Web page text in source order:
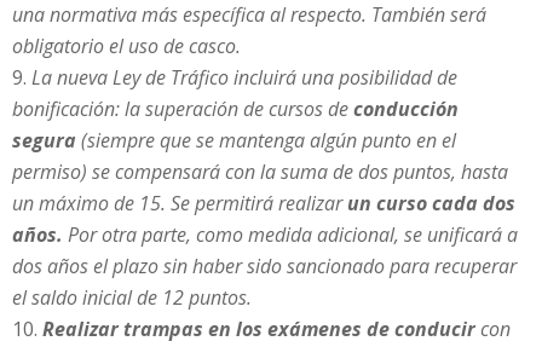
una normativa más específica al respecto. También será
obligatorio el uso de casco.
La nueva Ley de Tráfico incluirá una posibilidad de
bonificación: la superación de cursos deconducción
segura (siempre que se mantenga algún punto en el
permiso) se compensará con la suma de dos puntos, hasta
un máximo de 15. Se permitirá realizarun curso cada dos
años. Por otra parte, como medida adicional, se unificará a
dos años el plazo sin haber sido sancionado para recuperar
el saldo inicial de 12 puntos.
Realizar trampas en los exámenes de conducircon